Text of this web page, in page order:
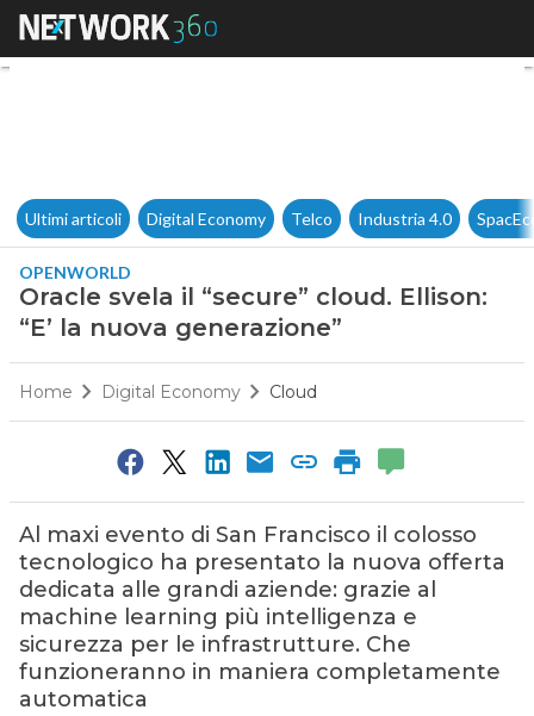
Oracle svela il “secure” cloud.
Ultimi articoli Digital Economy Telco Industria 4.0
OPENWORLD
Oracle svela il “secure” cloud. Ellison:
“E’ la nuova generazione”
Home Digital Economy Cloud
Al maxi evento di San Francisco il colosso
tecnologico ha presentato la nuova offerta
dedicata alle grandi aziende: grazie al
machine learning più intelligenza e
sicurezza per le infrastrutture. Che
funzioneranno in maniera completamente
automatica